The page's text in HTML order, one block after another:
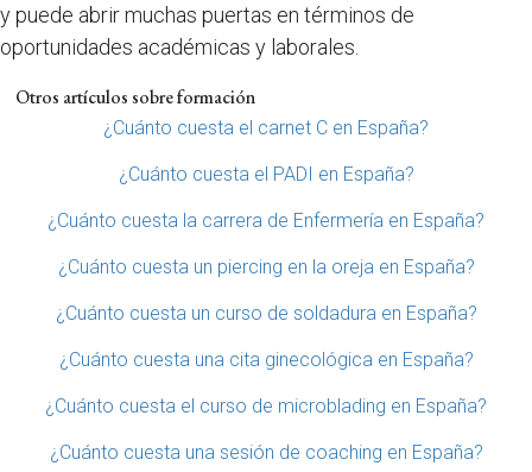
y puede abrir muchas puertas en términos de
oportunidades académicas y laborales.
Otros artículos sobre formación
¿Cuánto cuesta el carnet C en España?
¿Cuánto cuesta el PADI en España?
¿Cuánto cuesta la carrera de Enfermería en España?
¿Cuánto cuesta un piercing en la oreja en España?
¿Cuánto cuesta un curso de soldadura en España?
¿Cuánto cuesta una cita ginecológica en España?
¿Cuánto cuesta el curso de microblading en España?
¿Cuánto cuesta una sesión de coaching en España?